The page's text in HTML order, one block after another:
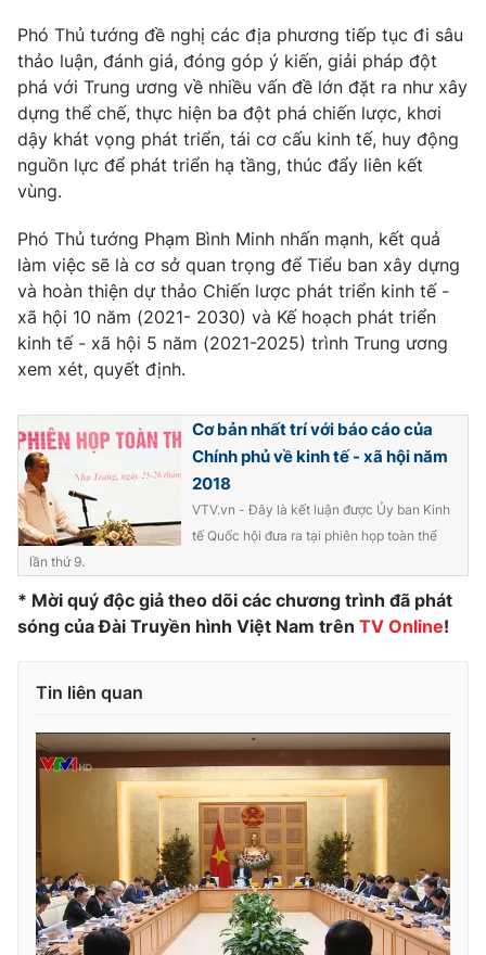
Hậu trường
Nhân vật
Khán giả
Giải sao mai
Điện ảnh
Âm nhạc
Sao
Đời sống
Du lịch
Làm đẹp
Chất lượng cuộc sống
Giáo dục
Tuyển sinh
Công nghệ
Hitech Công nghệ tương lai
Sản phẩm
Thị trường
Tư vấn
Giao lưu trực tuyến
Lịch phát sóng
Emagazine Podcast
Photo Infographic
Video
VTV Money VTV Thể thao
VTV Sức khoẻ
Thị trường 24h Tấm lòng Việt
Vươn mình bằng AI
VTV9 VTV8
Liên hệ tòa soạn English
Phó Thủ tướng đề nghị các địa phương tiếp tục đi sâu
thảo luận, đánh giá, đóng góp ý kiến, giải pháp đột
phá với Trung ương về nhiều vấn đề lớn đặt ra như xây
dựng thể chế, thực hiện ba đột phá chiến lược, khơi
dậy khát vọng phát triển, tái cơ cấu kinh tế, huy động
nguồn lực để phát triển hạ tầng, thúc đẩy liên kết
vùng.
Phó Thủ tướng Phạm Bình Minh nhấn mạnh, kết quả
làm việc sẽ là cơ sở quan trọng để Tiểu ban xây dựng
và hoàn thiện dự thảo Chiến lược phát triển kinh tế -
xã hội 10 năm (2021- 2030) và Kế hoạch phát triển
kinh tế - xã hội 5 năm (2021-2025) trình Trung ương
xem xét, quyết định.
Cơ bản nhất trí với báo cáo của
Chính phủ về kinh tế - xã hội năm
2018
VTV.vn - Đây là kết luận được Ủy ban Kinh
tế Quốc hội đưa ra tại phiên họp toàn thể
lần thứ 9.
* Mời quý độc giả theo dõi các chương trình đã phát
sóng của Đài Truyền hình Việt Nam trên TV Online!
Tin liên quan